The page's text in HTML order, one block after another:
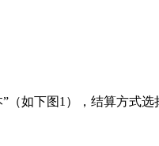
如下图1），结算方式选